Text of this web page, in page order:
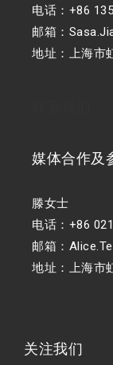
电话：+86
邮箱：
地址：上海市
媒体合作及
滕女士
电话：+86
邮箱：
地址：上海市
关注我们